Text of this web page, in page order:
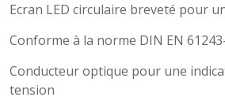
Ecran LED circulaire breveté pour
Conforme à la norme DIN EN
Conducteur optique pour une
tension